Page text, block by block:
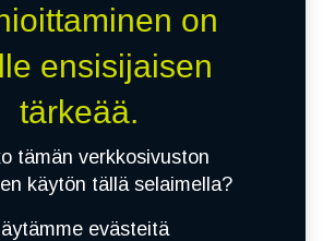
on
ensisijaisen
tärkeää.
tämän verkkosivuston
käytön tällä selaimella?
evästeitä